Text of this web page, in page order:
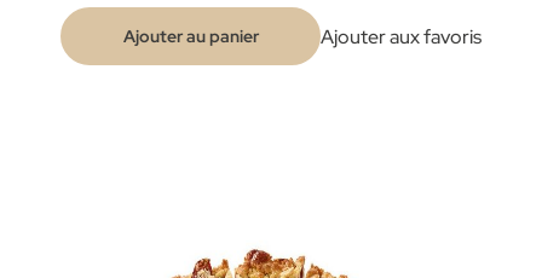
Ajouter au panier Ajouter aux favoris